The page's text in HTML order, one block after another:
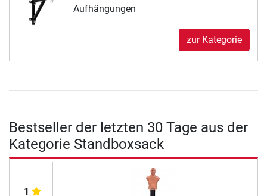
Aufhängungen
zur Kategorie
Bestseller der letzten 30 Tage aus der
Kategorie Standboxsack
1